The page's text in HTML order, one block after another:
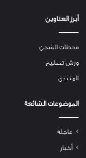
أبرز العناوين
محطات الشحن
ورش تصليح
المنتدى
الموضوعات الشائعة
عاجلة
أخبار